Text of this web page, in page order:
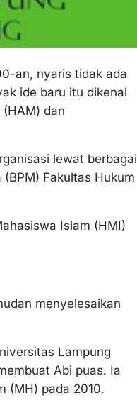
an, nyaris tidak ada
ide baru itu dikenal
dan
lewat berbagai
Fakultas Hukum
Islam (HMI)
menyelesaikan
Lampung
Abi puas. Ia
(MH) pada 2010.